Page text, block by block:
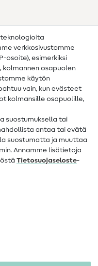
verkkosivustomme
osoite), esimerkiksi
kolmannen osapuolen
käytön
vain, kun evästeet
kolmansille osapuolille,
suostumuksella tai
antaa tai evätä
suostumatta ja muuttaa
Annamme lisätietoja
Tietosuojaseloste-